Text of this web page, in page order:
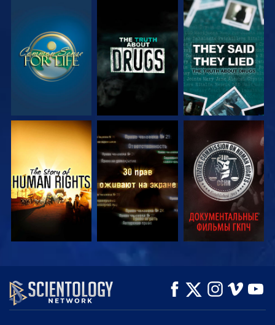
СМОТРЕТЬ СМОТРЕТЬ СМОТРЕТЬ
СМОТРЕТЬ СМОТРЕТЬ СМОТРЕТЬ
СМОТРЕТЬ СМОТРЕТЬ
СМОТРЕТЬ
ПЕРЕДАЧИ